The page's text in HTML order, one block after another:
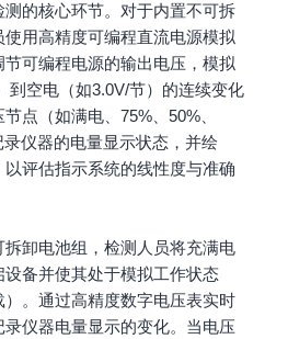
的核心环节。对于内置不可拆
用高精度可编程直流电源模拟
可编程电源的输出电压，模拟
到空电（如3.0V/节）的连续变化
点（如满电、75%、50%、
仪器的电量显示状态，并绘
以评估指示系统的线性度与准确
卸电池组，检测人员将充满电
备并使其处于模拟工作状态
）。通过高精度数字电压表实时
仪器电量显示的变化。当电压